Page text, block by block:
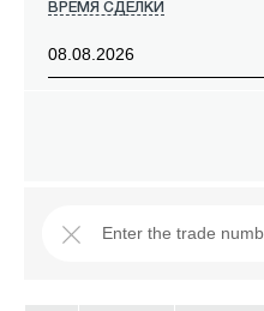
ВРЕМЯ СДЕЛКИ